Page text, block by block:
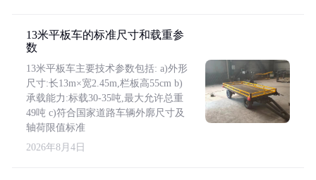
13米平板车的标准尺寸和载重参
数
13米平板车主要技术参数包括: a)外形
尺寸:长13m×宽2.45m,栏板高55cm b)
承载能力:标载30-35吨,最大允许总重
49吨 c)符合国家道路车辆外廓尺寸及
轴荷限值标准
2026年8月4日